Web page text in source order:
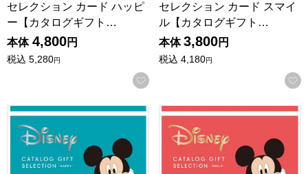
セレクション カード ハッピ
ー【カタログギフト…
本体 4,800円
税込 5,280円
お気に入りに登録する
セレクション カード スマイ
ル【カタログギフト…
本体 3,800円
税込 4,180円
ディズニーカタログギフトセレクション ハッピー【カタロ
ディズニーカタログギフトセ